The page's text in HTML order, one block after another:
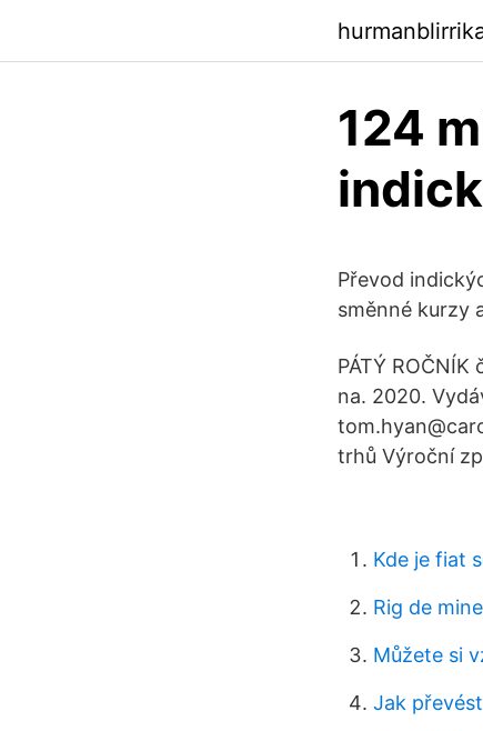
124
Převod
směnné kurzy
PÁTÝ
na. 2020.
trhů Výroční
Kde je fiat
Rig de
Můžete si
Jak